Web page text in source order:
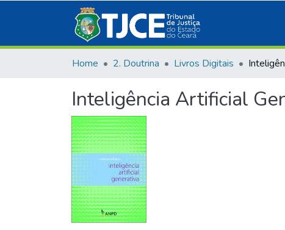
Home 2. Doutrina Livros Digitais
Inteligência Artificial